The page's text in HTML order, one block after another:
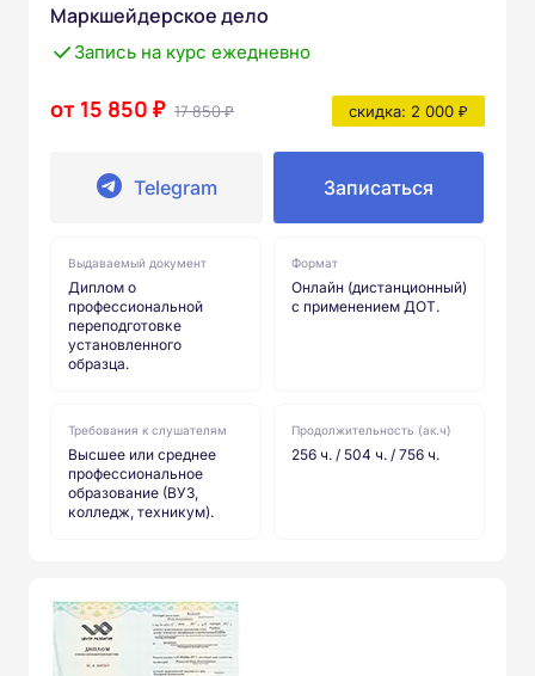
Маркшейдерское дело
Запись на курс ежедневно
от 15 850 ₽ 17 850 ₽ скидка: 2 000 ₽
Telegram Записаться
Выдаваемый документ
Диплом о
профессиональной
переподготовке
установленного
образца.
Формат
Онлайн (дистанционный)
с применением ДОТ.
Требования к слушателям
Высшее или среднее
профессиональное
образование (ВУЗ,
колледж, техникум).
Продолжительность (ак.ч)
256 ч. / 504 ч. / 756 ч.